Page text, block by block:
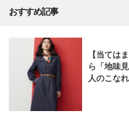
おすすめ記事
【当ては
ら「地味
人のこな